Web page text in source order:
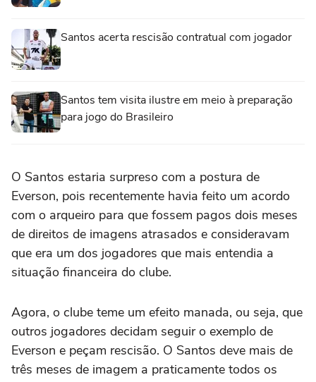
Santos acerta rescisão contratual com jogador
Santos tem visita ilustre em meio à preparação
para jogo do Brasileiro
O Santos estaria surpreso com a postura de
Everson, pois recentemente havia feito um acordo
com o arqueiro para que fossem pagos dois meses
de direitos de imagens atrasados e consideravam
que era um dos jogadores que mais entendia a
situação financeira do clube.
Agora, o clube teme um efeito manada, ou seja, que
outros jogadores decidam seguir o exemplo de
Everson e peçam rescisão. O Santos deve mais de
três meses de imagem a praticamente todos os